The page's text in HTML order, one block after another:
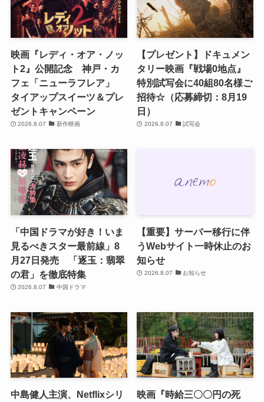
映画『レディ・オア・ノッ
ト2』公開記念 神戸・カ
フェ「ニューラフレア」
タイアップスイーツ＆プレ
ゼントキャンペーン
2026.8.07 新作映画
【プレゼント】ドキュメン
タリー映画『戦場0地点』
特別試写会に40組80名様ご
招待☆（応募締切：8月19
日）
2026.8.07 試写会
「中国ドラマが好き！いま
見るべきスター最前線」8
月27日発売 「逐玉：翡翠
の君」を徹底特集
2026.8.07 中国ドラマ
【重要】サーバー移行に伴
うWebサイト一時休止のお
知らせ
2026.8.07 お知らせ
中島健人主演、Netflixシリ
映画『時給三〇〇円の死